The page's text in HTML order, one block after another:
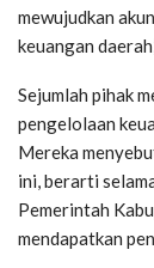
mewujudkan
keuangan
Sejumlah pihak
pengelolaan
Mereka
ini, berarti
Pemerintah
mendapatkan